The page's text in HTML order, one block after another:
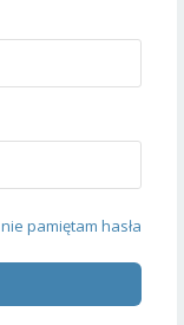
nie pamiętam hasła